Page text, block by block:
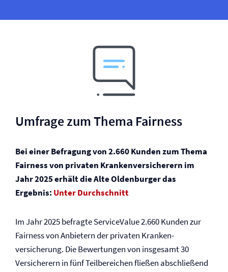
Umfrage zum Thema Fairness
Bei einer Befragung von 2.660 Kunden zum Thema
Fairness von privaten Kranken­versicherern im
Jahr 2025 erhält die Alte Oldenburger das
Ergebnis: Unter Durchschnitt
Im Jahr 2025 befragte ServiceValue 2.660 Kunden zur
Fairness von Anbietern der privaten Kranken­
versicherung. Die Bewertungen von insgesamt 30
Versicherern in fünf Teilbereichen fließen abschließend